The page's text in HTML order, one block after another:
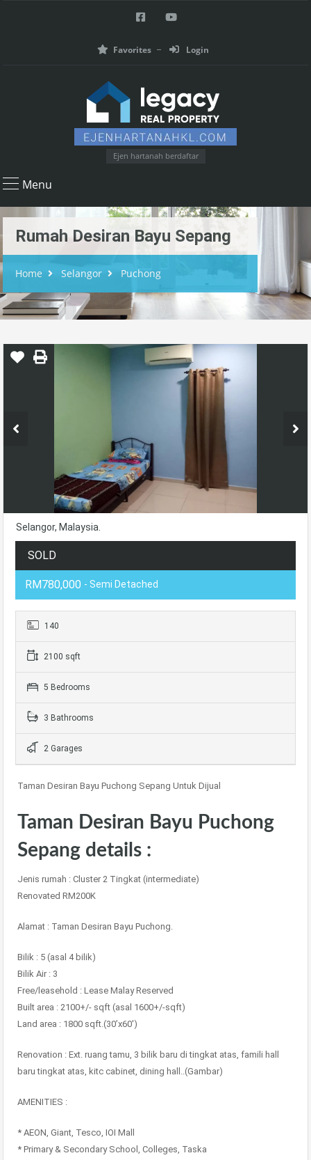
Favorites Login
Ejen hartanah berdaftar
Menu
Rumah Desiran Bayu Sepang
Home Selangor Puchong
Selangor, Malaysia.
SOLD
RM780,000 - Semi Detached
140
2100 sqft
5 Bedrooms
3 Bathrooms
2 Garages
Taman Desiran Bayu Puchong Sepang Untuk Dijual
Taman Desiran Bayu Puchong
Sepang details :
Jenis rumah : Cluster 2 Tingkat (intermediate)
Renovated RM200K
Alamat : Taman Desiran Bayu Puchong.
Bilik : 5 (asal 4 bilik)
Bilik Air : 3
Free/leasehold : Lease Malay Reserved
Built area : 2100+/- sqft (asal 1600+/-sqft)
Land area : 1800 sqft.(30’x60′)
Renovation : Ext. ruang tamu, 3 bilik baru di tingkat atas, famili hall
baru tingkat atas, kitc cabinet, dining hall..(Gambar)
AMENITIES :
* AEON, Giant, Tesco, IOI Mall
* Primary & Secondary School, Colleges, Taska